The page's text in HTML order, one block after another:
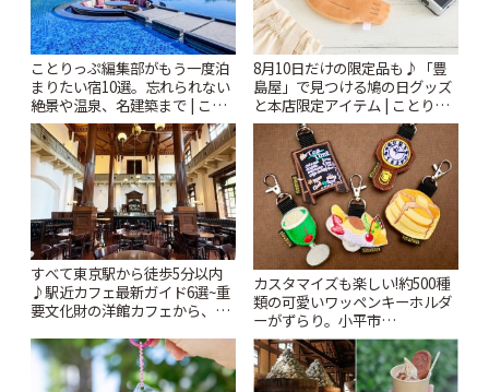
ことりっぷ編集部がもう一度泊
まりたい宿10選。忘れられない
絶景や温泉、名建築まで | こと
りっぷ
8月10日だけの限定品も♪「豊
島屋」で見つける鳩の日グッズ
と本店限定アイテム | ことりっ
ぷ
すべて東京駅から徒歩5分以内
♪駅近カフェ最新ガイド6選~重
要文化財の洋館カフェから、改
りっぷ
カスタマイズも楽しい!約500種
類の可愛いワッペンキーホルダ
ーがずらり。小平市
「Kimamaya T&K」 | ことりっ
ぷ